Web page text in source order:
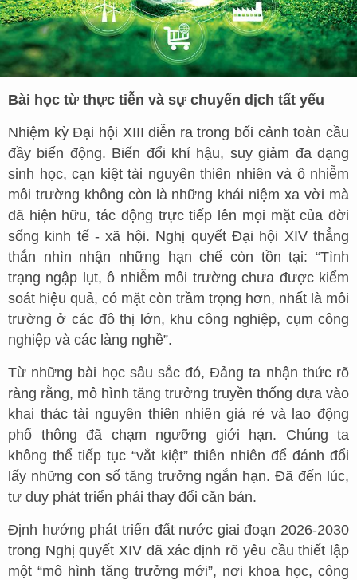
Bài học từ thực tiễn và sự chuyển dịch tất yếu
Nhiệm kỳ Đại hội XIII diễn ra trong bối cảnh toàn cầu
đầy biến động. Biến đổi khí hậu, suy giảm đa dạng
sinh học, cạn kiệt tài nguyên thiên nhiên và ô nhiễm
môi trường không còn là những khái niệm xa vời mà
đã hiện hữu, tác động trực tiếp lên mọi mặt của đời
sống kinh tế - xã hội. Nghị quyết Đại hội XIV thẳng
thắn nhìn nhận những hạn chế còn tồn tại: “Tình
trạng ngập lụt, ô nhiễm môi trường chưa được kiểm
soát hiệu quả, có mặt còn trầm trọng hơn, nhất là môi
trường ở các đô thị lớn, khu công nghiệp, cụm công
nghiệp và các làng nghề”.
Từ những bài học sâu sắc đó, Đảng ta nhận thức rõ
ràng rằng, mô hình tăng trưởng truyền thống dựa vào
khai thác tài nguyên thiên nhiên giá rẻ và lao động
phổ thông đã chạm ngưỡng giới hạn. Chúng ta
không thể tiếp tục “vắt kiệt” thiên nhiên để đánh đổi
lấy những con số tăng trưởng ngắn hạn. Đã đến lúc,
tư duy phát triển phải thay đổi căn bản.
Định hướng phát triển đất nước giai đoạn 2026-2030
trong Nghị quyết XIV đã xác định rõ yêu cầu thiết lập
một “mô hình tăng trưởng mới”, nơi khoa học, công